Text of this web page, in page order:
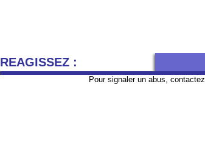
REAGISSEZ :
Pour signaler un abus, contactez